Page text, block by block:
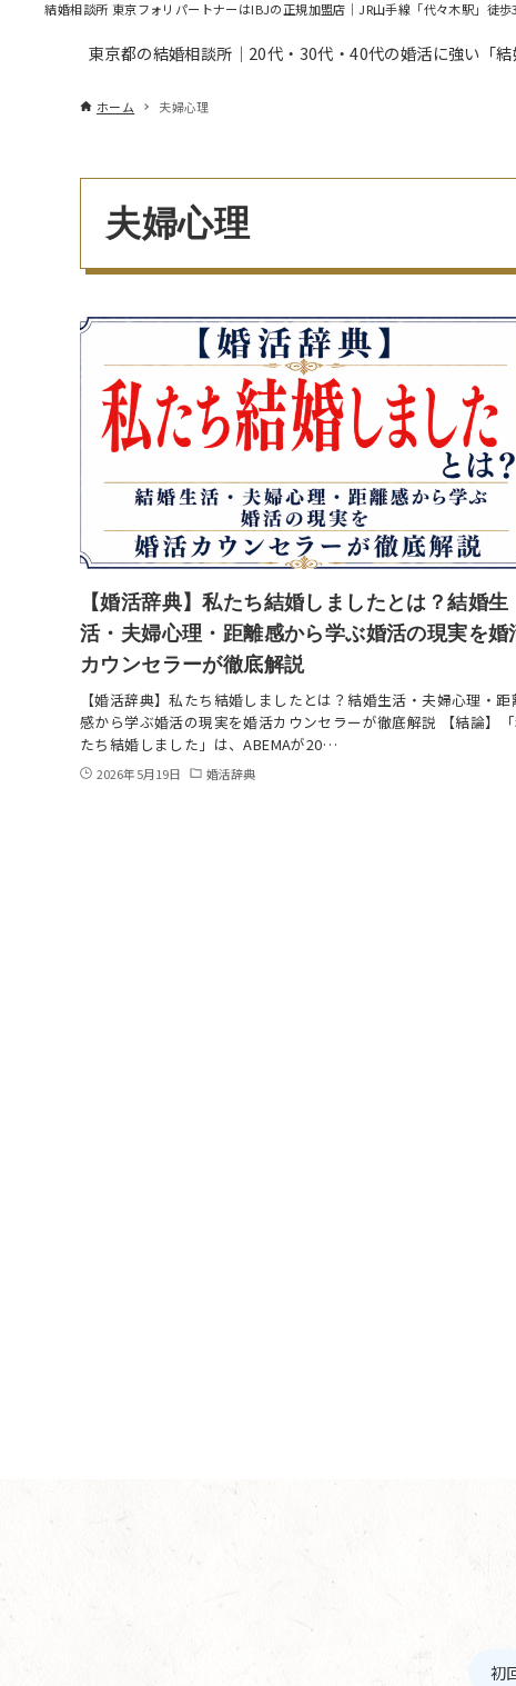
結婚相談所 東京フォリパートナーはIBJの正規加盟店｜JR山手線「代々木駅」徒
東京都の結婚相談所｜20代・30代・40代の婚活に強い「結
ホーム 夫婦心理
夫婦心理
【婚活辞典】私たち結婚しましたとは？結婚生
活・夫婦心理・距離感から学ぶ婚活の現実を婚
カウンセラーが徹底解説
【婚活辞典】私たち結婚しましたとは？結婚生活・夫婦心理・距
感から学ぶ婚活の現実を婚活カウンセラーが徹底解説 【結論】
たち結婚しました」は、ABEMAが20…
2026年5月19日 婚活辞典
初